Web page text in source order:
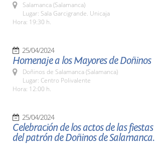
Salamanca (Salamanca)
Lugar: Sala Garcigrande. Unicaja
Hora: 19:30 h.
25/04/2024
Homenaje a los Mayores de Doñinos
Doñinos de Salamanca (Salamanca)
Lugar: Centro Polivalente
Hora: 12:00 h.
25/04/2024
Celebración de los actos de las fiestas
del patrón de Doñinos de Salamanca.